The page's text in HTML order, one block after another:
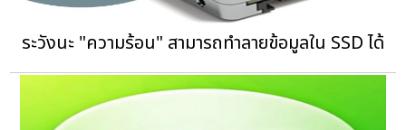
ระวังนะ "ความร้อน" สามารถทำลายข้อมูลใน SSD ได้